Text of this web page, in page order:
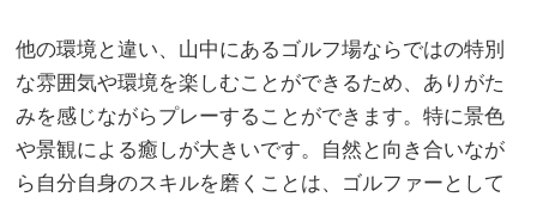
他の環境と違い、山中にあるゴルフ場ならではの特別
な雰囲気や環境を楽しむことができるため、ありがた
みを感じながらプレーすることができます。特に景色
や景観による癒しが大きいです。自然と向き合いなが
ら自分自身のスキルを磨くことは、ゴルファーとして